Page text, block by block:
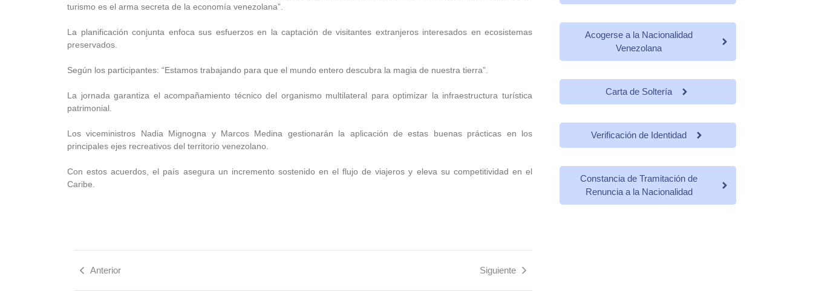
turismo es el arma secreta de la economía venezolana”.
La planificación conjunta enfoca sus esfuerzos en la captación de visitantes extranjeros interesados en ecosistemas
preservados.
Según los participantes: “Estamos trabajando para que el mundo entero descubra la magia de nuestra tierra”.
La jornada garantiza el acompañamiento técnico del organismo multilateral para optimizar la infraestructura turística
patrimonial.
Los viceministros Nadia Mignogna y Marcos Medina gestionarán la aplicación de estas buenas prácticas en los
principales ejes recreativos del territorio venezolano.
Con estos acuerdos, el país asegura un incremento sostenido en el flujo de viajeros y eleva su competitividad en el
Caribe.
Anterior Siguiente
Acogerse a la Nacionalidad
Venezolana
Carta de Soltería
Verificación de Identidad
Constancia de Tramitación de
Renuncia a la Nacionalidad